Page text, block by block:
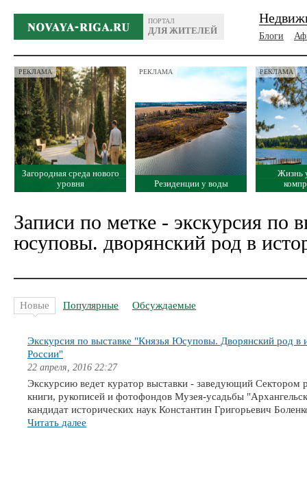
ПОРТАЛ
ДЛЯ ЖИТЕЛЕЙ
Блоги
РЕКЛАМА
Загородная среда нового
уровня
РЕКЛАМА
Резиденции у воды
РЕКЛАМА
Жизнь
Записи по метке - экскурсия по
юсуповы. дворянский род в
Новые Популярные Обсуждаемые
Экскурсия по выставке "Князья Юсуповы. Дворянский род в
России"
22 апреля, 2016 22:27
​Экскурсию ведет куратор выставки - заведующий Сектором
книги, рукописей и фотофондов Музея-усадьбы
кандидат исторических наук Константин Григорьевич
Читать далее